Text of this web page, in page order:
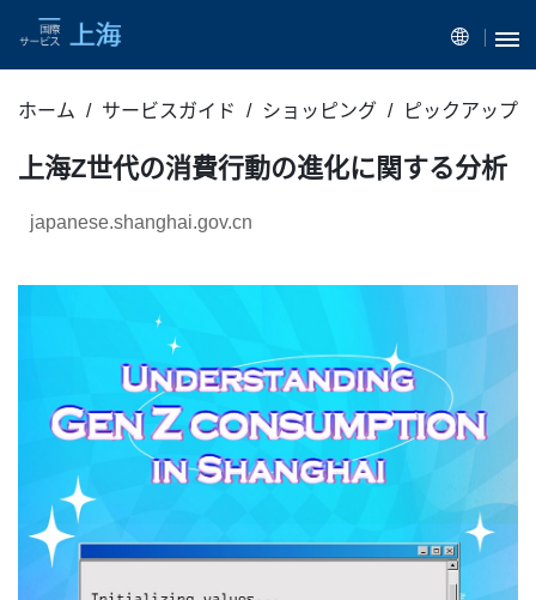
ホーム サービスガイド ショッピング ピックアップ
上海Z世代の消費行動の進化に関する分析
japanese.shanghai.gov.cn